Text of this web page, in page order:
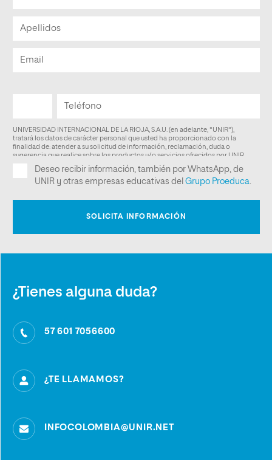
¿Tienes alguna duda?
57 601 7056600
¿TE LLAMAMOS?
INFOCOLOMBIA@UNIR.NET